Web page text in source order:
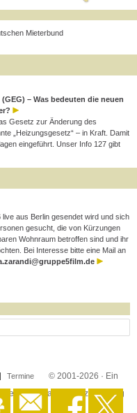
Mieterbund
– Was bedeuten die neuen
Gesetz zur Änderung des
„Heizungsgesetz“ – in Kraft. Damit
eingeführt. Unser Info 127 gibt
live aus Berlin gesendet wird und sich
gesucht, die von Kürzungen
Wohnraum betroffen sind und ihr
Bei Interesse bitte eine Mail an
Termine
© 2001-2026 · Ein
·Datenschutzerklärung